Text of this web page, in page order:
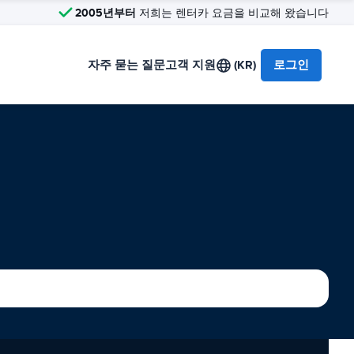
2005년부터 저희는 렌터카 요금을 비교해 왔습니다
자주 묻는 질문고객 지원 (KR) 로그인